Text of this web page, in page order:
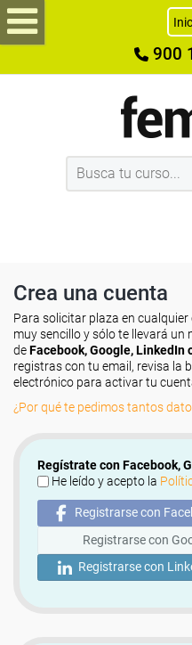
900
Crea una cuenta
Para solicitar plaza en cualquier
muy sencillo y sólo te llevará
deFacebook, Google,
registras con tu email, revisa la
electrónico para activar tu
¿Por qué te pedimos tantos
Regístrate con Facebook,
He leído y acepto la
Registrarse con
Registrarse con
Registrarse con